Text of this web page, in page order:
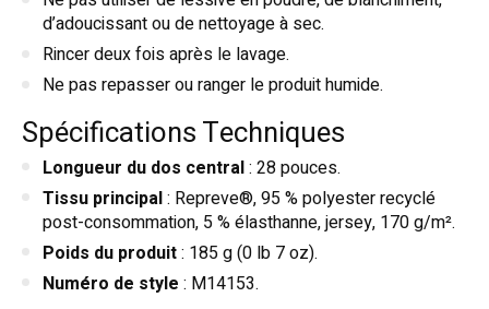
d’adoucissant ou de nettoyage à sec.
Rincer deux fois après le lavage.
Ne pas repasser ou ranger le produit humide.
Spécifications Techniques
Longueur du dos central: 28 pouces.
Tissu principal: Repreve®, 95 % polyester recyclé
post-consommation, 5 % élasthanne, jersey, 170 g/m².
Poids du produit: 185 g (0 lb 7 oz).
Numéro de style : M14153.